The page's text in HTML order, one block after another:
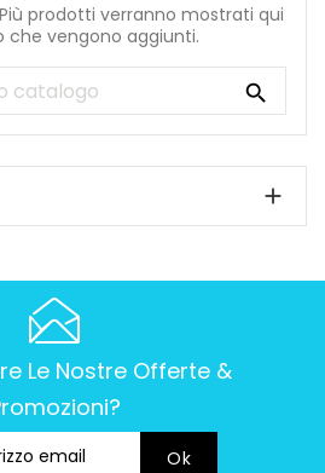
prodotti verranno mostrati qui
che vengono aggiunti.


Le Nostre Offerte &